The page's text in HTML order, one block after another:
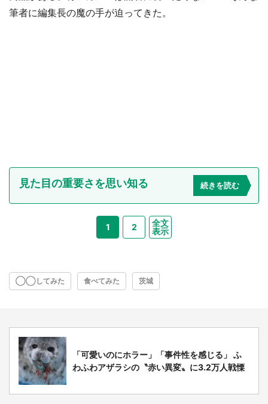
筆者に編集長の魔の手が迫ってきた。
見た目の重要さを思い知る 続きを読む
1 2
全文
表示
◯◯してみた 食べてみた 茨城
「可愛いのにホラー」「事件性を感じる」 ふ
わふわアザラシの〝赤い異変〟に3.2万人戦慄